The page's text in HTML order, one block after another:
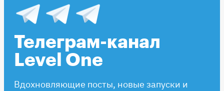
Телеграм-канал
Level One
Вдохновляющие посты, новые запуски и